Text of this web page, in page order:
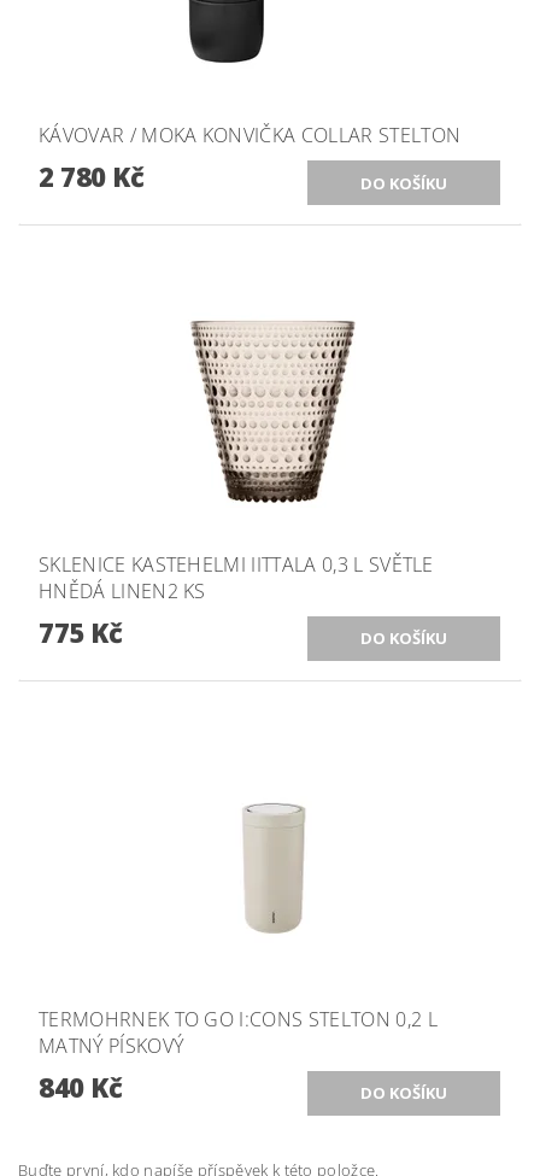
KÁVOVAR / MOKA KONVIČKA COLLAR STELTON
2 780 Kč
SKLENICE KASTEHELMI IITTALA 0,3 L SVĚTLE
HNĚDÁ LINEN2 KS
775 Kč
TERMOHRNEK TO GO I:CONS STELTON 0,2 L
MATNÝ PÍSKOVÝ
840 Kč
Buďte první, kdo napíše příspěvek k této položce.